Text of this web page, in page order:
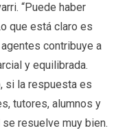
“Puede haber
que está claro es
contribuye a
y equilibrada.
si la respuesta es
tutores, alumnos y
resuelve muy bien.